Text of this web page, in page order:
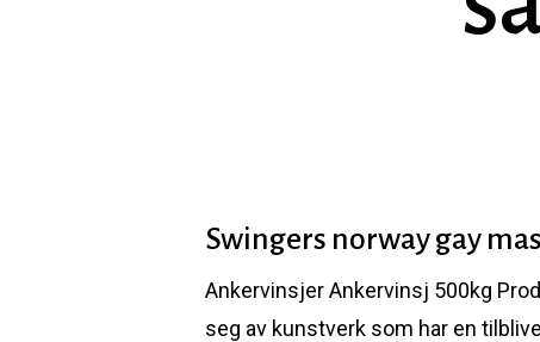
Hit enter to search or ESC to close
Swingers norway gay
Ankervinsjer Ankervinsj 500kg
seg av kunstverk som har en